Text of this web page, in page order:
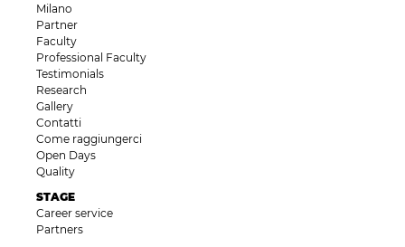
Milano
Partner
Faculty
Professional Faculty
Testimonials
Research
Gallery
Contatti
Come raggiungerci
Open Days
Quality
STAGE
Career service
Partners